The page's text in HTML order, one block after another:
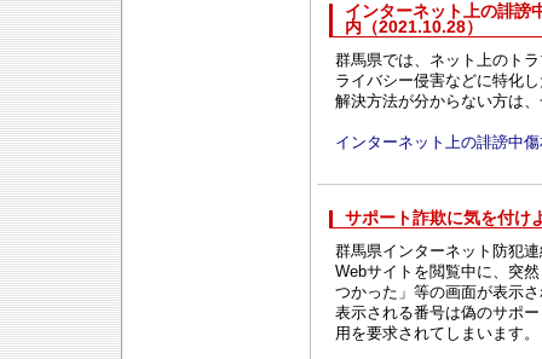
インターネット上の誹謗
内（2021.10.28）
群馬県では、ネット上のト
ライバシー侵害などに特化
解決方法が分からない方は
インターネット上の誹謗中
サポート詐欺に気を付け
群馬県インターネット防犯
Webサイトを閲覧中に、突
つかった」等の画面が表示
表示される番号は偽のサポ
用を要求されてしまいます。